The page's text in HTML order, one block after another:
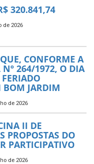
320.841,74
de 2026
CONFORME A
264/1972, O DIA
JARDIM
de 2026
II DE
PROPOSTAS DO
PARTICIPATIVO
de 2026